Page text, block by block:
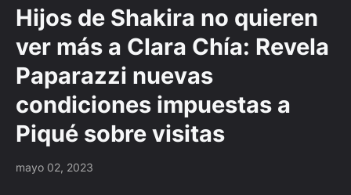
Hijos de Shakira no quieren
ver más a Clara Chía: Revela
Paparazzi nuevas
condiciones impuestas a
Piqué sobre visitas
mayo 02, 2023